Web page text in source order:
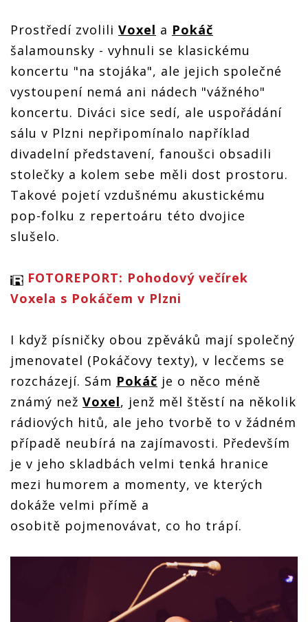
Prostředí zvolili Voxel a Pokáč
šalamounsky - vyhnuli se klasickému
koncertu "na stojáka", ale jejich společné
vystoupení nemá ani nádech "vážného"
koncertu. Diváci sice sedí, ale uspořádání
sálu v Plzni nepřipomínalo například
divadelní představení, fanoušci obsadili
stolečky a kolem sebe měli dost prostoru.
Takové pojetí vzdušnému akustickému
pop-folku z repertoáru této dvojice
slušelo.
FOTOREPORT: Pohodový večírek
Voxela s Pokáčem v Plzni
I když písničky obou zpěváků mají společný
jmenovatel (Pokáčovy texty), v lecčems se
rozcházejí. Sám Pokáč je o něco méně
známý než Voxel, jenž měl štěstí na několik
rádiových hitů, ale jeho tvorbě to v žádném
případě neubírá na zajímavosti. Především
je v jeho skladbách velmi tenká hranice
mezi humorem a momenty, ve kterých
dokáže velmi přímě a
osobitě pojmenovávat, co ho trápí.